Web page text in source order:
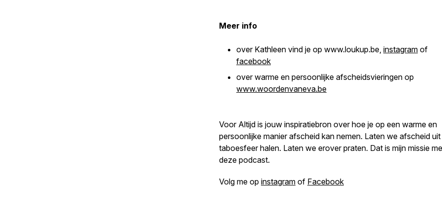
Meer info
over Kathleen vind je op www.loukup.be, instagram of
facebook
over warme en persoonlijke afscheidsvieringen op
www.woordenvaneva.be
Voor Altijd is jouw inspiratiebron over hoe je op een warme en
persoonlijke manier afscheid kan nemen. Laten we afscheid
taboesfeer halen. Laten we erover praten. Dat is mijn missie
deze podcast.
Volg me op instagram of Facebook